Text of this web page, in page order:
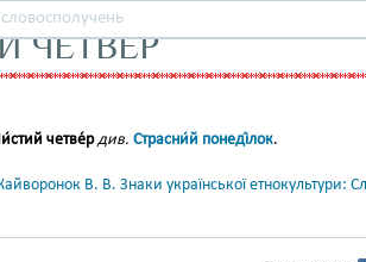
ЧЕТВЕР
четве́р див. Страсни́й понеді́лок.
В. В. Знаки української етнокультури: